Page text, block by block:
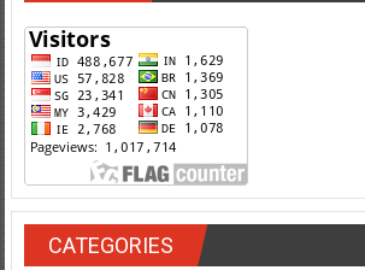
CATEGORIES